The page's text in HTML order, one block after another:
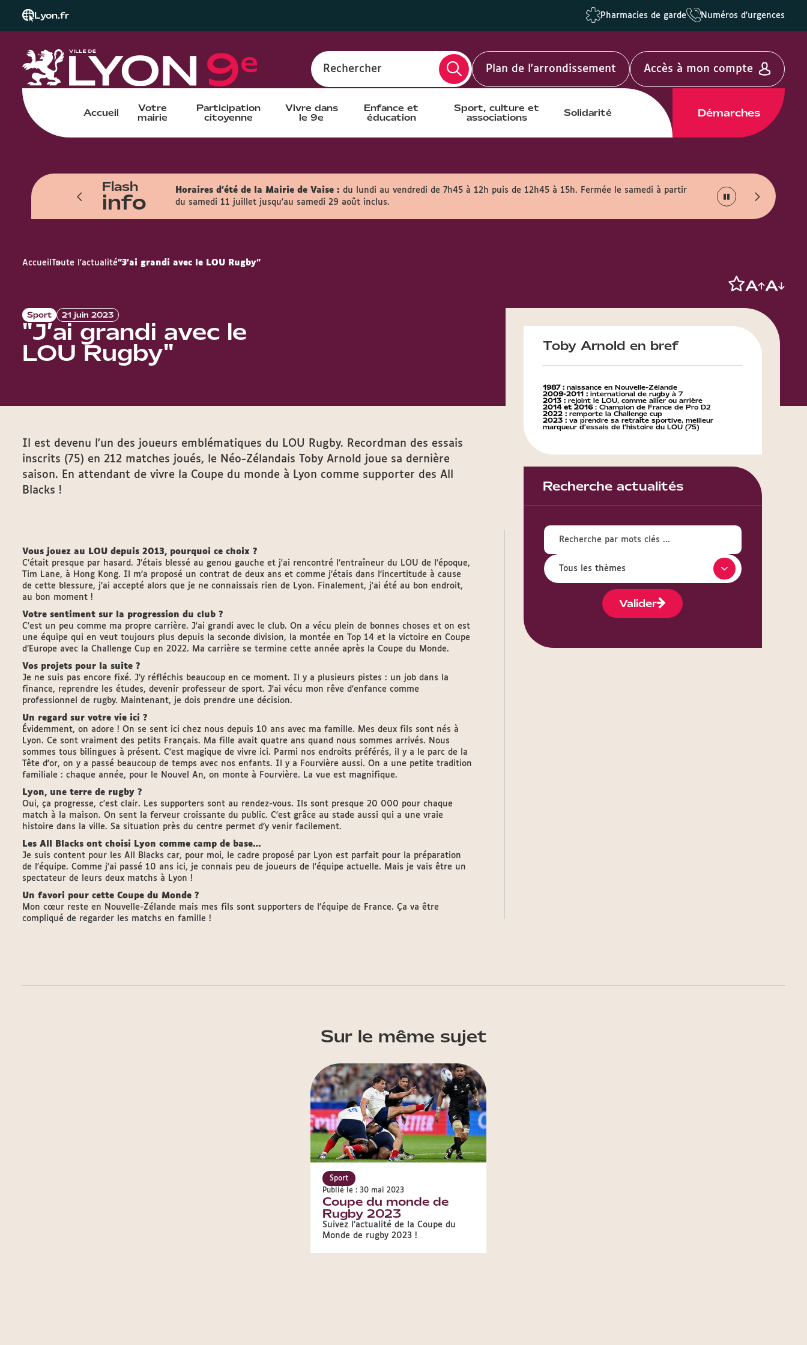
Lyon.fr Pharmacies de garde Numéros d'urgences
Rechercher Plan de l'arrondissement Accès à mon compte
Accueil
Votre
mairie
Participation
citoyenne
Vivre dans
le 9e
Enfance et
éducation
Sport, culture et
associations
Solidarité Démarches
Flash
info
pour une durée de 18 mois
Horaires d'été de la Mairie de Vaise : du lundi au vendredi de 7h45 à 12h puis de 12h45 à 15h. Fermée le samedi à partir
du samedi 11 juillet jusqu'au samedi 29 août inclus.
Info travaux :
août.
Accueil Toute l'actualité"J’ai grandi avec le LOU Rugby"
Sport 21 juin 2023
"J’ai grandi avec le
LOU Rugby"
Il est devenu l'un des joueurs emblématiques du LOU Rugby. Recordman des essais
inscrits (75) en 212 matches joués, le Néo-Zélandais Toby Arnold joue sa dernière
saison. En attendant de vivre la Coupe du monde à Lyon comme supporter des All
Blacks !
Vous jouez au LOU depuis 2013, pourquoi ce choix ?
C'était presque par hasard. J'étais blessé au genou gauche et j'ai rencontré l’entraîneur du LOU de l’époque,
Tim Lane, à Hong Kong. Il m'a proposé un contrat de deux ans et comme j'étais dans l'incertitude à cause
de cette blessure, j'ai accepté alors que je ne connaissais rien de Lyon. Finalement, j'ai été au bon endroit,
au bon moment !
Votre sentiment sur la progression du club ?
C'est un peu comme ma propre carrière. J'ai grandi avec le club. On a vécu plein de bonnes choses et on est
une équipe qui en veut toujours plus depuis la seconde division, la montée en Top 14 et la victoire en Coupe
d’Europe avec la Challenge Cup en 2022. Ma carrière se termine cette année après la Coupe du Monde.
Vos projets pour la suite ?
Je ne suis pas encore fixé. J'y réfléchis beaucoup en ce moment. Il y a plusieurs pistes : un job dans la
finance, reprendre les études, devenir professeur de sport. J'ai vécu mon rêve d'enfance comme
professionnel de rugby. Maintenant, je dois prendre une décision.
Un regard sur votre vie ici ?
Évidemment, on adore ! On se sent ici chez nous depuis 10 ans avec ma famille. Mes deux fils sont nés à
Lyon. Ce sont vraiment des petits Français. Ma fille avait quatre ans quand nous sommes arrivés. Nous
sommes tous bilingues à présent. C'est magique de vivre ici. Parmi nos endroits préférés, il y a le parc de la
Tête d'or, on y a passé beaucoup de temps avec nos enfants. Il y a Fourvière aussi. On a une petite tradition
familiale : chaque année, pour le Nouvel An, on monte à Fourvière. La vue est magnifique.
Lyon, une terre de rugby ?
Oui, ça progresse, c'est clair. Les supporters sont au rendez-vous. Ils sont presque 20 000 pour chaque
match à la maison. On sent la ferveur croissante du public. C'est grâce au stade aussi qui a une vraie
histoire dans la ville. Sa situation près du centre permet d’y venir facilement.
Les All Blacks ont choisi Lyon comme camp de base…
Je suis content pour les All Blacks car, pour moi, le cadre proposé par Lyon est parfait pour la préparation
de l'équipe. Comme j'ai passé 10 ans ici, je connais peu de joueurs de l'équipe actuelle. Mais je vais être un
spectateur de leurs deux matchs à Lyon !
Un favori pour cette Coupe du Monde ?
Mon cœur reste en Nouvelle-Zélande mais mes fils sont supporters de l'équipe de France. Ça va être
compliqué de regarder les matchs en famille !
Toby Arnold en bref
1987 :naissance en Nouvelle-Zélande
2009-2011 :international de rugby à 7
2013 :rejoint le LOU, comme ailier ou arrière
2014 et 2016 : Champion de France de Pro D2
2022 :remporte la Challenge cup
2023 : va prendre sa retraite sportive, meilleur
marqueur d’essais de l’histoire du LOU (75)
Recherche actualités
Valider
Sur le même sujet
Sport
Publié le : 30 mai 2023
Coupe du monde de
Rugby 2023
Suivez l'actualité de la Coupe du
Monde de rugby 2023 !